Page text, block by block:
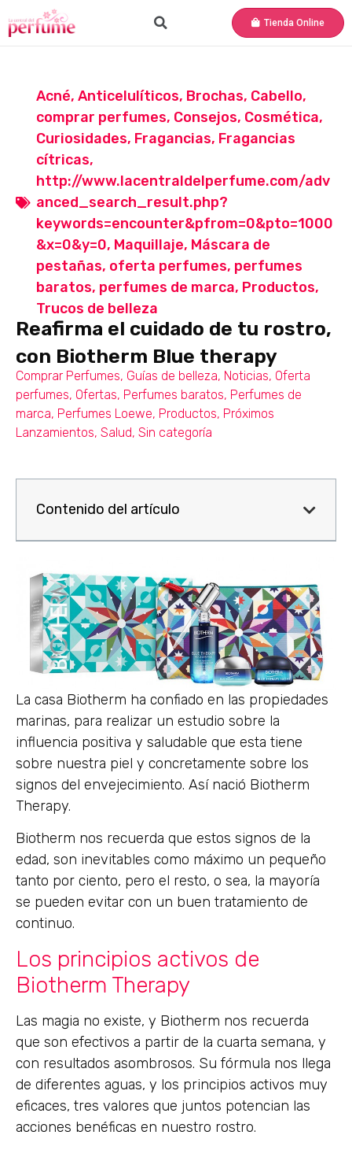
Tienda Online
Acné, Anticelulíticos, Brochas, Cabello,
comprar perfumes, Consejos, Cosmética,
Curiosidades, Fragancias, Fragancias
cítricas,
http://www.lacentraldelperfume.com/adv
anced_search_result.php?
keywords=encounter&pfrom=0&pto=1000
&x=0&y=0, Maquillaje, Máscara de
pestañas, oferta perfumes, perfumes
baratos, perfumes de marca, Productos,
Trucos de belleza
Reafirma el cuidado de tu rostro,
con Biotherm Blue therapy
Comprar Perfumes, Guías de belleza, Noticias, Oferta
perfumes, Ofertas, Perfumes baratos, Perfumes de
marca, Perfumes Loewe, Productos, Próximos
Lanzamientos, Salud, Sin categoría
Contenido del artículo
La casa Biotherm ha confiado en las propiedades
marinas, para realizar un estudio sobre la
influencia positiva y saludable que esta tiene
sobre nuestra piel y concretamente sobre los
signos del envejecimiento. Así nació Biotherm
Therapy.
Biotherm nos recuerda que estos signos de la
edad, son inevitables como máximo un pequeño
tanto por ciento, pero el resto, o sea, la mayoría
se pueden evitar con un buen tratamiento de
continuo.
Los principios activos de
Biotherm Therapy
Las magia no existe, y Biotherm nos recuerda
que son efectivos a partir de la cuarta semana, y
con resultados asombrosos. Su fórmula nos llega
de diferentes aguas, y los principios activos muy
eficaces, tres valores que juntos potencian las
acciones benéficas en nuestro rostro.